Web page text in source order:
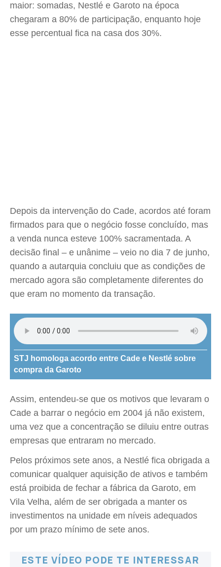
maior: somadas, Nestlé e Garoto na época
chegaram a 80% de participação, enquanto hoje
esse percentual fica na casa dos 30%.
Depois da intervenção do Cade, acordos até foram
firmados para que o negócio fosse concluído, mas
a venda nunca esteve 100% sacramentada. A
decisão final – e unânime – veio no dia 7 de junho,
quando a autarquia concluiu que as condições de
mercado agora são completamente diferentes do
que eram no momento da transação.
STJ homologa acordo entre Cade e Nestlé sobre
compra da Garoto
Assim, entendeu-se que os motivos que levaram o
Cade a barrar o negócio em 2004 já não existem,
uma vez que a concentração se diluiu entre outras
empresas que entraram no mercado.
Pelos próximos sete anos, a Nestlé fica obrigada a
comunicar qualquer aquisição de ativos e também
está proibida de fechar a fábrica da Garoto, em
Vila Velha, além de ser obrigada a manter os
investimentos na unidade em níveis adequados
por um prazo mínimo de sete anos.
ESTE VÍDEO PODE TE INTERESSAR